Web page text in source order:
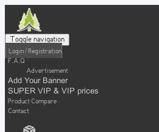
Toggle navigation
Login / Registration
F.A.Q
Advertisement
Add Your Banner
SUPER VIP & VIP prices
Product Compare
Contact